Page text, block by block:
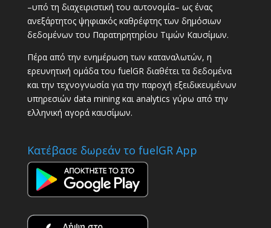
–υπό τη διαχειριστική του αυτονομία– ως ένας
ανεξάρτητος ψηφιακός καθρέφτης των δημόσιων
δεδομένων του Παρατηρητηρίου Τιμών Καυσίμων.
Πέρα από την ενημέρωση των καταναλωτών, η
ερευνητική ομάδα του fuelGR διαθέτει τα δεδομένα
και την τεχνογνωσία για την παροχή εξειδικευμένων
υπηρεσιών data mining και analytics γύρω από την
ελληνική αγορά καυσίμων.
Κατέβασε δωρεάν το fuelGR App